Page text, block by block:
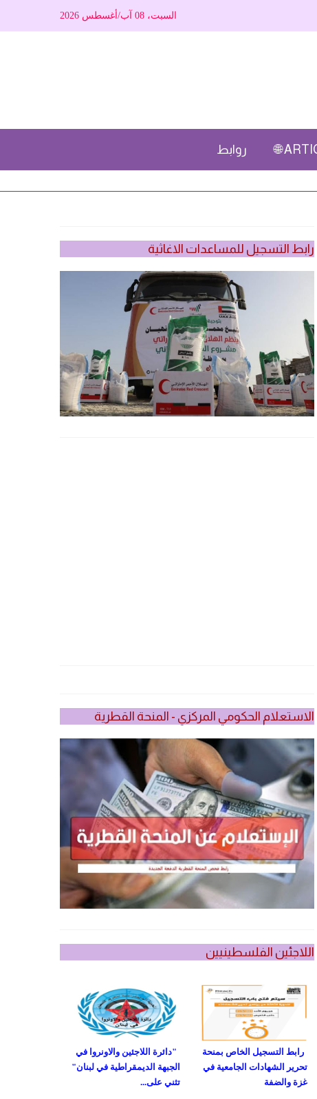
السبت، 08 آب/أغسطس 2026
روابط
رابط التسجيل للمساعدات الاغاثية
الاستعلام الحكومي المركزي - المنحة القطرية
اللاجئين الفلسطينيين
"دائرة اللاجئين والاونروا في
الجبهة الديمقراطية في لبنان"
تثني على...
رابط التسجيل الخاص بمنحة
تحرير الشهادات الجامعية في
غزة والضفة